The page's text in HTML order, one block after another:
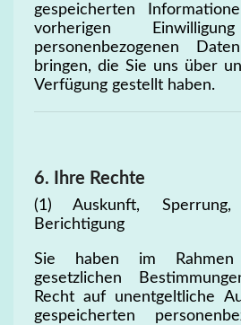
gespeicherten
vorherigen
personenbezogenen
bringen, die Sie uns über
Verfügung gestellt haben.
6. Ihre Rechte
(1) Auskunft,
Berichtigung
Sie haben im
gesetzlichen
Recht auf unentgeltliche
gespeicherten